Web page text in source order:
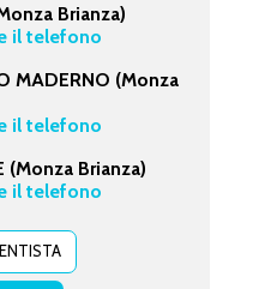
Brianza)
il telefono
MADERNO (Monza
il telefono
(Monza Brianza)
il telefono